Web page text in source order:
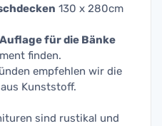
130 x 280cm
Auflage für die Bänke
finden.
empfehlen wir die
Kunststoff.
sind rustikal und